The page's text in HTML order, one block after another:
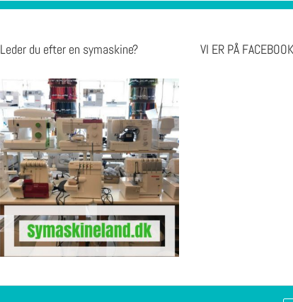
Leder du efter en symaskine? VI ER PÅ FACEBOOK